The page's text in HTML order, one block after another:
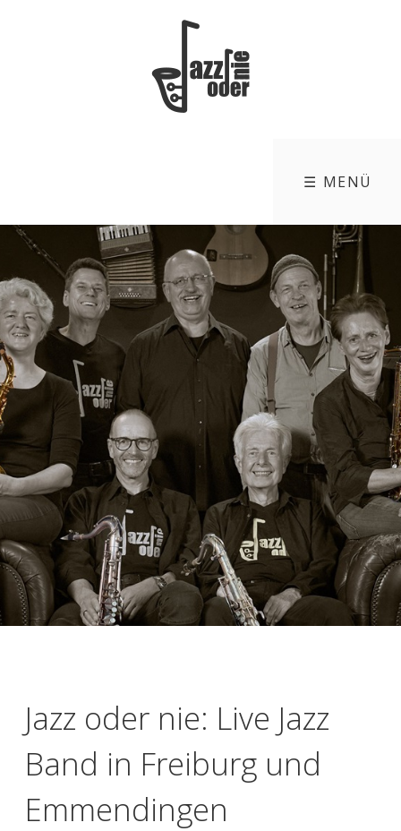
☰ MENÜ
Jazz oder nie: Live Jazz
Band in Freiburg und
Emmendingen